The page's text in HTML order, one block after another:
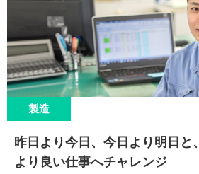
製造
昨日より今日、今日より明日と、
より良い仕事へチャレンジ